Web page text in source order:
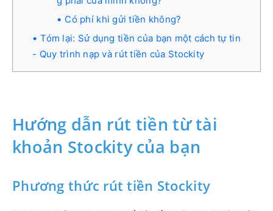
Có phí khi gửi tiền không?
Tóm lại: Sử dụng tiền của bạn một cách tự tin
- Quy trình nạp và rút tiền của Stockity
Hướng dẫn rút tiền từ tài
khoản Stockity của bạn
Phương thức rút tiền Stockity